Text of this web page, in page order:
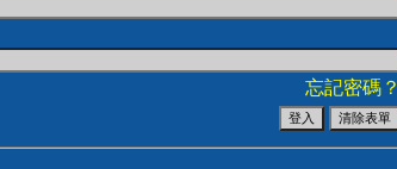
忘記密碼？